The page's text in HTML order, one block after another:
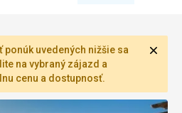
ponúk uvedených nižšie sa
na vybraný zájazd a
cenu a dostupnosť.